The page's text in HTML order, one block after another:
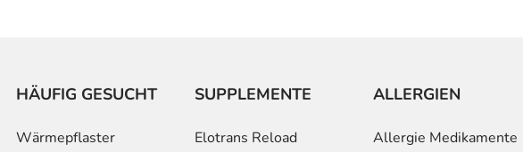
HÄUFIG GESUCHT
Wärmepflaster
SUPPLEMENTE
Elotrans Reload
ALLERGIEN
Allergie Medikamente